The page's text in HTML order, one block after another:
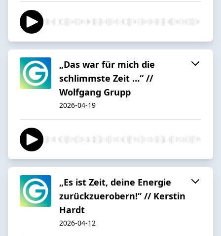
„Das war für mich die
schlimmste Zeit …“ //
Wolfgang Grupp
2026-04-19
„Es ist Zeit, deine Energie
zurückzuerobern!“ // Kerstin
Hardt
2026-04-12